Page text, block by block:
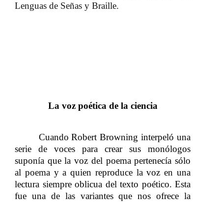
Lenguas de Señas y Braille.
La voz poética de la ciencia
Cuando Robert Browning interpeló una
serie de voces para crear sus monólogos
suponía que la voz del poema pertenecía sólo
al poema y a quien reproduce la voz en una
lectura siempre oblicua del texto poético. Esta
fue una de las variantes que nos ofrece la